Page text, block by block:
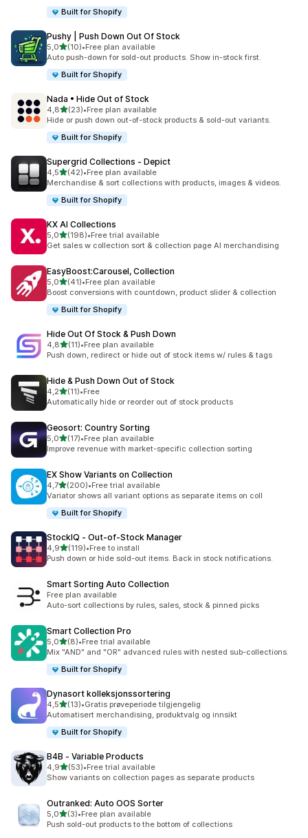
Built for Shopify
Pushy | Push Down Out Of Stock
5,0av 5 stjerner
(10)
Totalt 10 omtaler
•Free plan available
Auto push-down for sold-out products. Show in-stock first.
Built for Shopify
Nada • Hide Out of Stock
4,8av 5 stjerner
(23)
Totalt 23 omtaler
•Free plan available
Hide or push down out-of-stock products & sold-out variants.
Built for Shopify
Supergrid Collections ‑ Depict
4,5av 5 stjerner
(42)
Totalt 42 omtaler
•Free plan available
Merchandise & sort collections with products, images & videos.
Built for Shopify
KX AI Collections
5,0av 5 stjerner
(198)
Totalt 198 omtaler
•Free trial available
Get sales w collection sort & collection page AI merchandising
EasyBoost:Carousel, Collection
5,0av 5 stjerner
(41)
Totalt 41 omtaler
•Free plan available
Boost conversions with countdown, product slider & collection
Built for Shopify
Hide Out Of Stock & Push Down
4,8av 5 stjerner
(11)
Totalt 11 omtaler
•Free plan available
Push down, redirect or hide out of stock items w/ rules & tags
Hide & Push Down Out of Stock
4,2av 5 stjerner
(11)
Totalt 11 omtaler
•Free
Automatically hide or reorder out of stock products
Geosort: Country Sorting
5,0av 5 stjerner
(17)
Totalt 17 omtaler
•Free plan available
Improve revenue with market-specific collection sorting
EX Show Variants on Collection
4,7av 5 stjerner
(200)
Totalt 200 omtaler
•Free trial available
Variator shows all variant options as separate items on coll
Built for Shopify
StockIQ ‑ Out‑of‑Stock Manager
4,9av 5 stjerner
(119)
Totalt 119 omtaler
•Free to install
Push down or hide sold-out items. Back in stock notifications.
Smart Sorting Auto Collection
Free plan available
Auto-sort collections by rules, sales, stock & pinned picks
Smart Collection Pro
5,0av 5 stjerner
(8)
Totalt 8 omtaler
•Free trial available
Mix "AND" and "OR" advanced rules with nested sub-collections.
Built for Shopify
Dynasort kolleksjonssortering
4,5av 5 stjerner
(13)
Totalt 13 omtaler
•Gratis prøveperiode tilgjengelig
Automatisert merchandising, produktvalg og innsikt
Built for Shopify
B4B ‑ Variable Products
4,9av 5 stjerner
(53)
Totalt 53 omtaler
•Free trial available
Show variants on collection pages as separate products
Outranked: Auto OOS Sorter
5,0av 5 stjerner
(3)
Totalt 3 omtaler
•Free plan available
Push sold-out products to the bottom of collections